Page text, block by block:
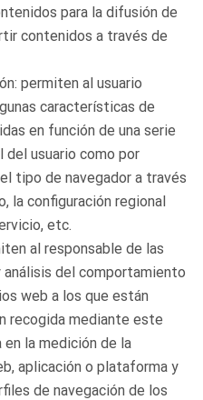
para la difusión de
contenidos a través de
permiten al usuario
características de
en función de una serie
usuario como por
tipo de navegador a través
la configuración regional
etc.
al responsable de las
del comportamiento
web a los que están
recogida mediante este
la medición de la
aplicación o plataforma y
de navegación de los